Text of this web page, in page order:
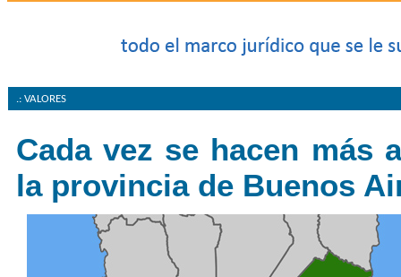
.: VALORES
Cada vez se hacen más
la provincia de Buenos